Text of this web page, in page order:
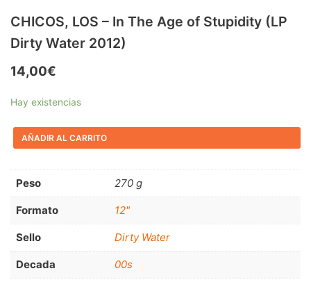
FOLK-ROCK-PSYCH
Filtrar por
Beat-Garage-RnR
Psych-Prog-Hard
Folk-Rock-Psych
Punk-Revival-Glam
RnB-Soul-Latin
(286)
Jazz-Blues
Libros
Nacional
CHICOS, LOS – In The Age of Stupidity (LP
Dirty Water 2012)
14,00€
Hay existencias
AÑADIR AL CARRITO
Peso 270 g
Formato 12"
Sello Dirty Water
Decada 00s